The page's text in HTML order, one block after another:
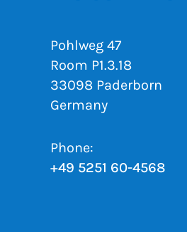
Pohlweg 47
Room P1.3.18
33098 Paderborn
Germany
Phone:
+49 5251 60-4568